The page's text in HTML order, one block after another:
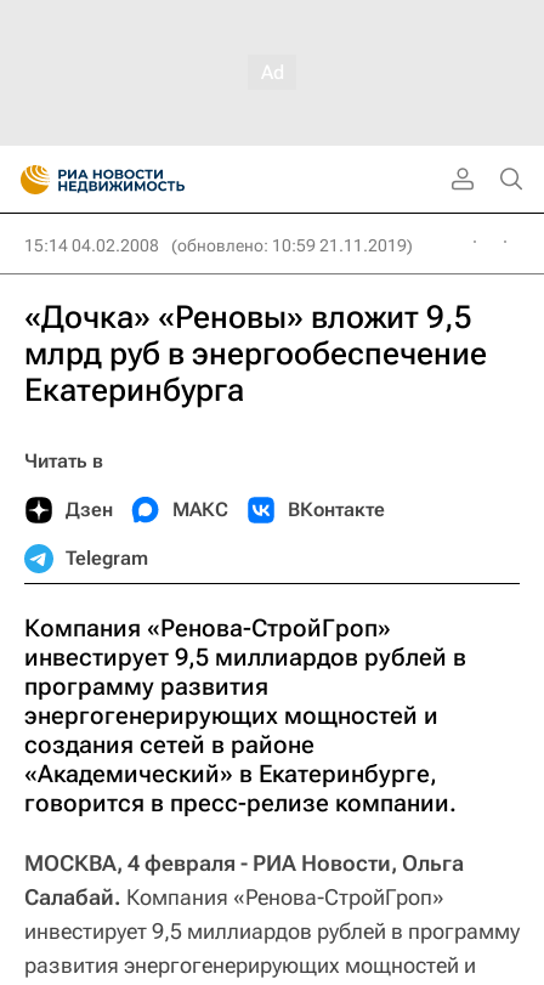
15:14 04.02.2008 (обновлено: 10:59 21.11.2019)
«Дочка» «Реновы» вложит 9,5
млрд руб в энергообеспечение
Екатеринбурга
Читать в
Дзен МАКС ВКонтакте
Telegram
Компания «Ренова-СтройГроп»
инвестирует 9,5 миллиардов рублей в
программу развития
энергогенерирующих мощностей и
создания сетей в районе
«Академический» в Екатеринбурге,
говорится в пресс-релизе компании.
МОСКВА, 4 февраля - РИА Новости, Ольга
Салабай. Компания «Ренова-СтройГроп»
инвестирует 9,5 миллиардов рублей в программу
развития энергогенерирующих мощностей и